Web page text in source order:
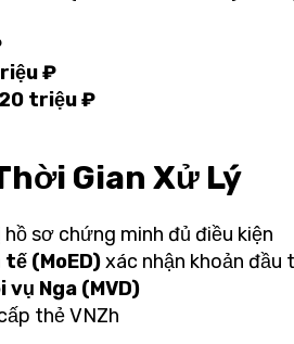
₽
20 triệu ₽
Gian Xử Lý
sơ chứng minh đủ điều kiện
(MoED)xác nhận khoản đầu
vụ Nga (MVD)
thẻ VNZh